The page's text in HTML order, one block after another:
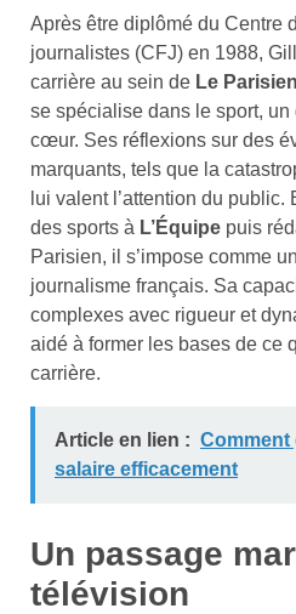
Après être diplômé du Centre
journalistes (CFJ) en 1988,
carrière au sein de Le Parisien
se spécialise dans le sport,
cœur. Ses réflexions sur des
marquants, tels que la
lui valent l’attention du
des sports à L’Équipe puis
Parisien, il s’impose comme
journalisme français. Sa
complexes avec rigueur et
aidé à former les bases de ce
carrière.
Article en lien : Comment
salaire efficacement
Un passage
télévision